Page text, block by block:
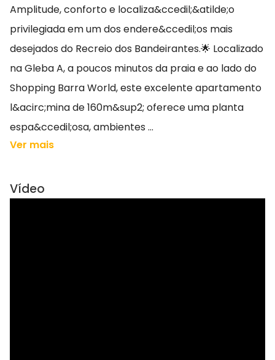
Amplitude, conforto e localiza&ccedil;&atilde;o
privilegiada em um dos endere&ccedil;os mais
desejados do Recreio dos Bandeirantes.🌟 Localizado
na Gleba A, a poucos minutos da praia e ao lado do
Shopping Barra World, este excelente apartamento
l&acirc;mina de 160m&sup2; oferece uma planta
espa&ccedil;osa, ambientes ...
Ver mais
Vídeo